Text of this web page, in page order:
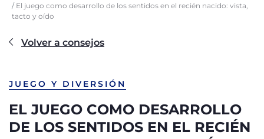
El juego como desarrollo de los sentidos en el recién nacido: vista,
tacto y oído
Volver a consejos
JUEGO Y DIVERSIÓN
EL JUEGO COMO DESARROLLO
DE LOS SENTIDOS EN EL RECIÉN